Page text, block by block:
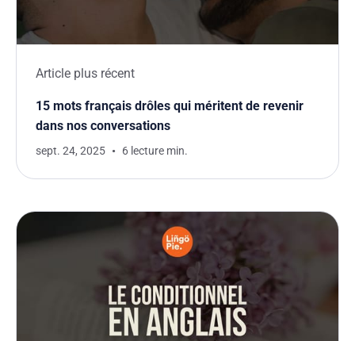
Article plus récent
15 mots français drôles qui méritent de revenir
dans nos conversations
sept. 24, 2025 6 lecture min.